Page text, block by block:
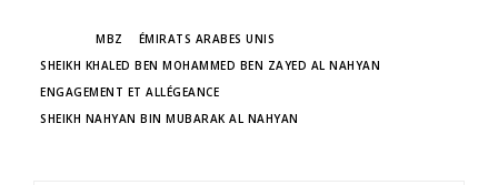
MBZ
ÉMIRATS ARABES UNIS
SHEIKH KHALED BEN MOHAMMED BEN ZAYED AL NAHYAN
ENGAGEMENT ET ALLÉGEANCE
SHEIKH NAHYAN BIN MUBARAK AL NAHYAN